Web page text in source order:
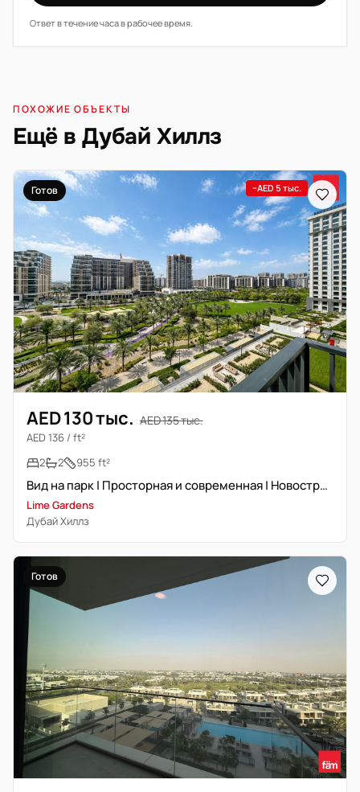
Ответ в течение часа в рабочее время.
ПОХОЖИЕ ОБЪЕКТЫ
Ещё в Дубай Хиллз
Готов −AED 5 тыс.
AED 130 тыс. AED 135 тыс.
AED 136 / ft²
2
2 955 ft²
Вид на парк | Просторная и современная | Новостройка
Lime Gardens
Дубай Хиллз
Готов